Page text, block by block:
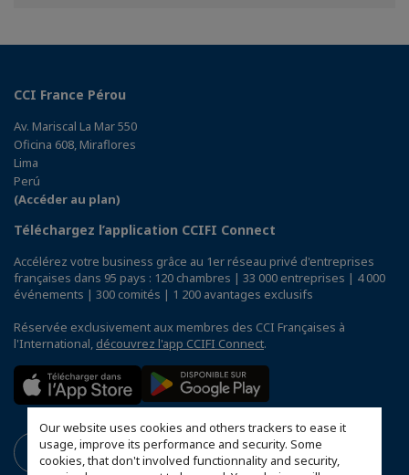
Our website uses cookies and others trackers to ease it
usage, improve its performance and security. Some
cookies, that don't involved functionnality and security,
CCI France Pérou
Av. Mariscal La Mar 550
Oficina 608, Miraflores
Lima
Perú
(Accéder au plan)
Téléchargez l’application CCIFI Connect
Accélérez votre business grâce au 1er réseau privé d'entreprises
françaises dans 95 pays : 120 chambres | 33 000 entreprises | 4 000
événements | 300 comités | 1 200 avantages exclusifs
Réservée exclusivement aux membres des CCI Françaises à
l'International, découvrez l'app CCIFI Connect.